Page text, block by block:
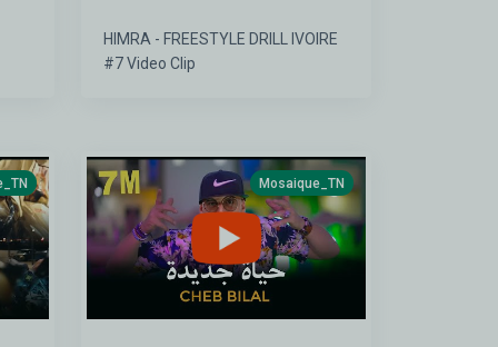
HIMRA - FREESTYLE DRILL IVOIRE
#7 Video Clip
Mosaique_TN